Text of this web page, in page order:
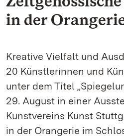
in der
Kreative Vielfalt und
20 Künstlerinnen und
unter dem Titel
29. August in einer
Kunstvereins Kunst
in der Orangerie im